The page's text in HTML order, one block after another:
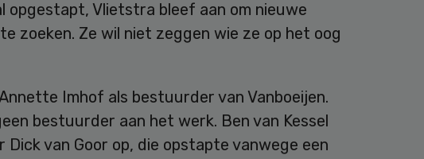
opgestapt, Vlietstra bleef aan om nieuwe
zoeken. Ze wil niet zeggen wie ze op het oog
Imhof als bestuurder van Vanboeijen.
bestuurder aan het werk. Ben van Kessel
Dick van Goor op, die opstapte vanwege een